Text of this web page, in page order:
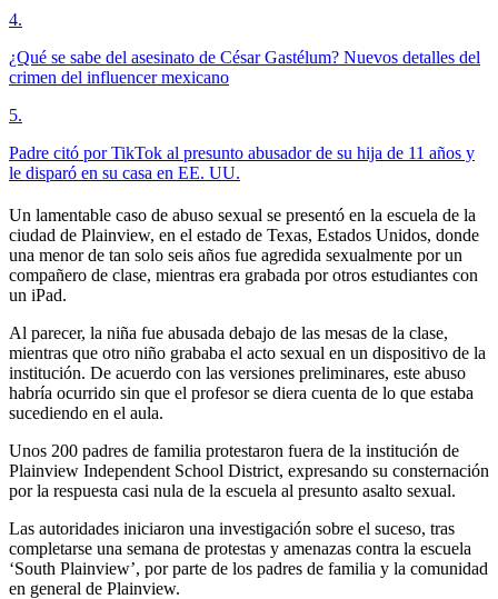
4.
¿Qué se sabe del asesinato de César Gastélum? Nuevos detalles del
crimen del influencer mexicano
5.
Padre citó por TikTok al presunto abusador de su hija de 11 años y
le disparó en su casa en EE. UU.
Un lamentable caso de abuso sexual se presentó en la escuela de la
ciudad de Plainview, en el estado de Texas, Estados Unidos, donde
una menor de tan solo seis años fue agredida sexualmente por un
compañero de clase, mientras era grabada por otros estudiantes con
un iPad.
Al parecer, la niña fue abusada debajo de las mesas de la clase,
mientras que otro niño grababa el acto sexual en un dispositivo de la
institución. De acuerdo con las versiones preliminares, este abuso
habría ocurrido sin que el profesor se diera cuenta de lo que estaba
sucediendo en el aula.
Unos 200 padres de familia protestaron fuera de la institución de
Plainview Independent School District, expresando su consternación
por la respuesta casi nula de la escuela al presunto asalto sexual.
Las autoridades iniciaron una investigación sobre el suceso, tras
completarse una semana de protestas y amenazas contra la escuela
‘South Plainview’, por parte de los padres de familia y la comunidad
en general de Plainview.